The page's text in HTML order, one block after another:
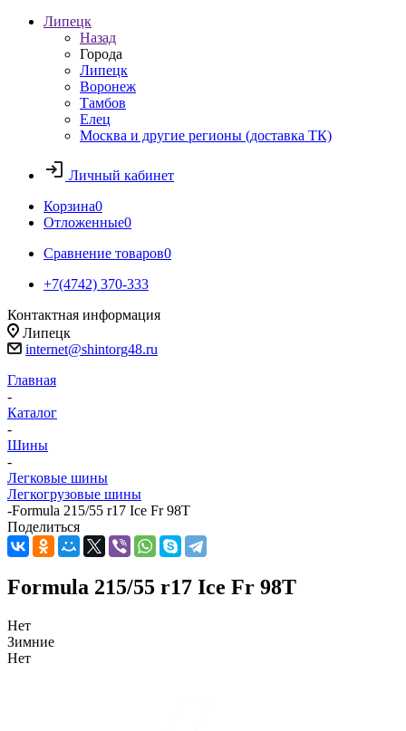
Липецк
Назад
Города
Липецк
Воронеж
Тамбов
Елец
Москва и другие регионы (доставка ТК)
Личный кабинет
Корзина0
Отложенные0
Сравнение товаров0
+7(4742) 370-333
Контактная информация
Липецк
internet@shintorg48.ru
Главная
-
Каталог
-
Шины
-
Легковые шины
Легкогрузовые шины
-Formula 215/55 r17 Ice Fr 98T
Поделиться
Formula 215/55 r17 Ice Fr 98T
Нет
Зимние
Нет